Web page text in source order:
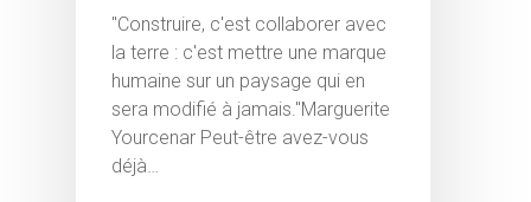
"Construire, c'est collaborer avec
la terre : c'est mettre une marque
humaine sur un paysage qui en
sera modifié à jamais."Marguerite
Yourcenar Peut-être avez-vous
déjà…